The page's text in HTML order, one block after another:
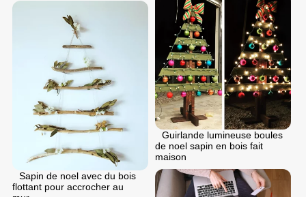
Guirlande lumineuse boules
de noel sapin en bois fait
maison
Sapin de noel avec du bois
flottant pour accrocher au